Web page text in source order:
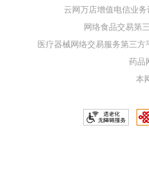
云网万店增值电信业务
网络食品交易第
医疗器械网络交易服务第三方
药品
本